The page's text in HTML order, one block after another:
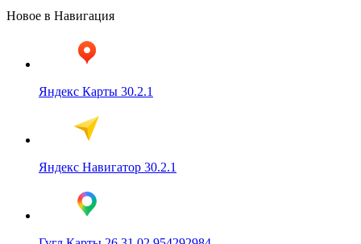
Новое в Навигация
Яндекс Карты 30.2.1
Яндекс Навигатор 30.2.1